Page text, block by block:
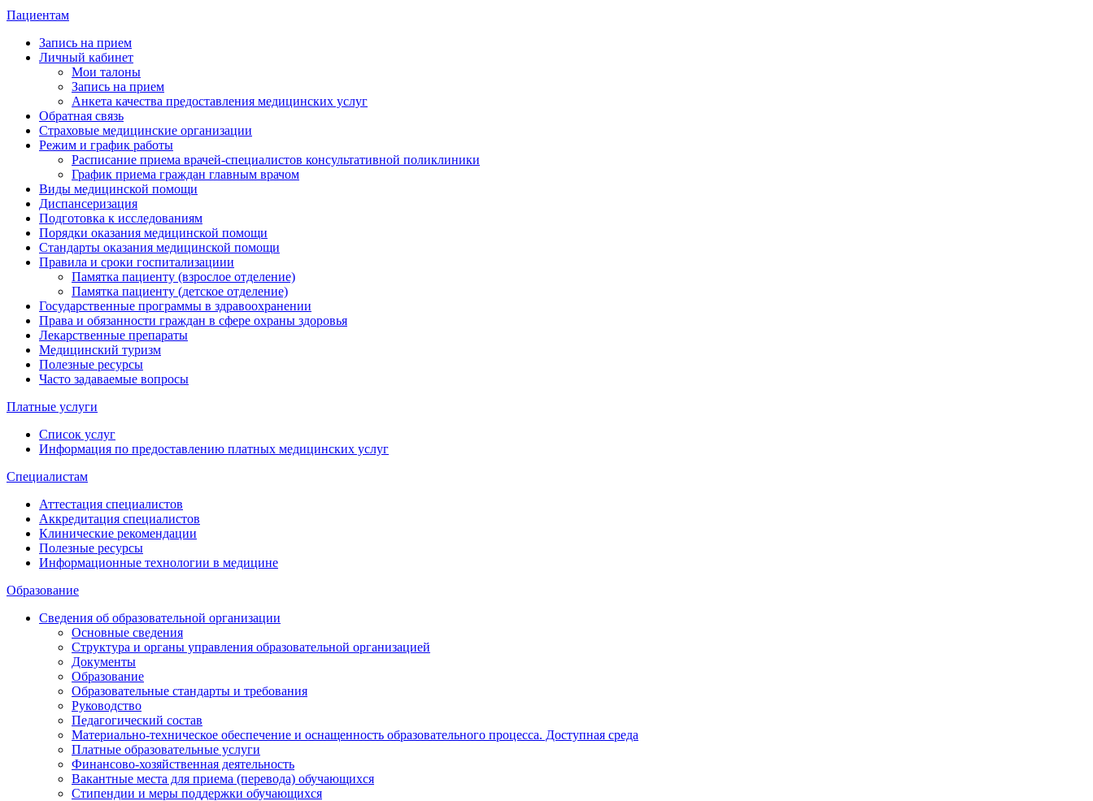
Пациентам
Запись на прием
Личный кабинет
Мои талоны
Запись на прием
Анкета качества предоставления медицинских услуг
Обратная связь
Страховые медицинские организации
Режим и график работы
Расписание приема врачей-специалистов консультативной поликлиники
График приема граждан главным врачом
Виды медицинской помощи
Диспансеризация
Подготовка к исследованиям
Порядки оказания медицинской помощи
Стандарты оказания медицинской помощи
Правила и сроки госпитализациии
Памятка пациенту (взрослое отделение)
Памятка пациенту (детское отделение)
Государственные программы в здравоохранении
Права и обязанности граждан в сфере охраны здоровья
Лекарственные препараты
Медицинский туризм
Полезные ресурсы
Часто задаваемые вопросы
Платные услуги
Список услуг
Информация по предоставлению платных медицинских услуг
Специалистам
Аттестация специалистов
Аккредитация специалистов
Клинические рекомендации
Полезные ресурсы
Информационные технологии в медицине
Образование
Сведения об образовательной организации
Основные сведения
Структура и органы управления образовательной организацией
Документы
Образование
Образовательные стандарты и требования
Руководство
Педагогический состав
Материально-техническое обеспечение и оснащенность образовательного процесса. Доступная среда
Платные образовательные услуги
Финансово-хозяйственная деятельность
Вакантные места для приема (перевода) обучающихся
Стипендии и меры поддержки обучающихся